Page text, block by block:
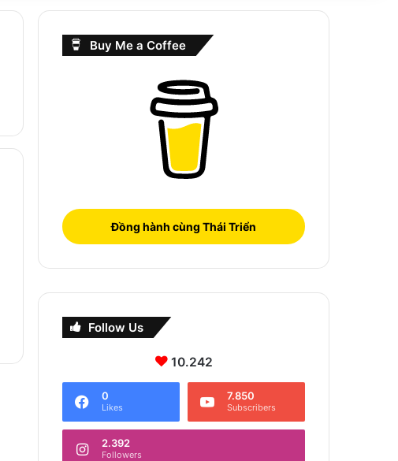
Buy Me a Coffee
Đồng hành cùng Thái Triển
Follow Us
10.242
0
Likes
7.850
Subscribers
2.392
Followers